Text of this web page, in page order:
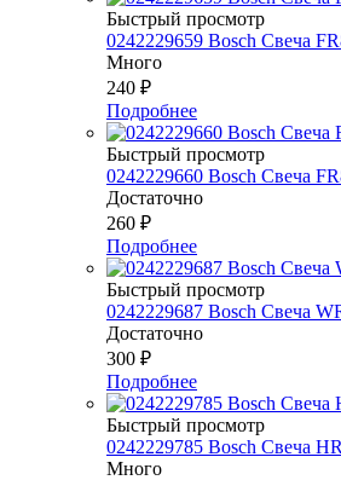
Быстрый просмотр
0242229659 Bosch Свеча
Много
240 ₽
Подробнее
Быстрый просмотр
0242229660 Bosch Свеча
Достаточно
260 ₽
Подробнее
Быстрый просмотр
0242229687 Bosch Свеча
Достаточно
300 ₽
Подробнее
Быстрый просмотр
0242229785 Bosch Свеча
Много